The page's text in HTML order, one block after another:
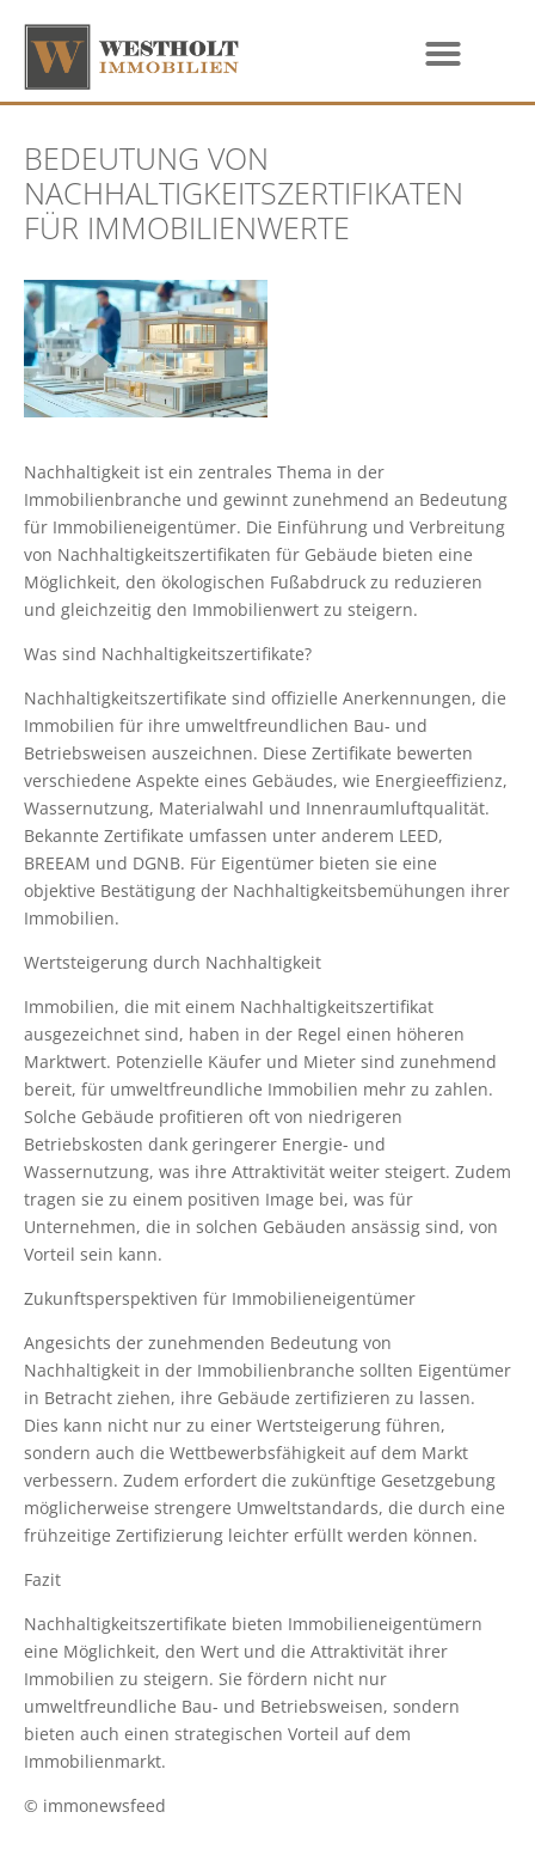
BEDEUTUNG VON
NACHHALTIGKEITSZERTIFIKATEN
FÜR IMMOBILIENWERTE
Nachhaltigkeit ist ein zentrales Thema in der
Immobilienbranche und gewinnt zunehmend an Bedeutung
für Immobilieneigentümer. Die Einführung und Verbreitung
von Nachhaltigkeitszertifikaten für Gebäude bieten eine
Möglichkeit, den ökologischen Fußabdruck zu reduzieren
und gleichzeitig den Immobilienwert zu steigern.
Was sind Nachhaltigkeitszertifikate?
Nachhaltigkeitszertifikate sind offizielle Anerkennungen, die
Immobilien für ihre umweltfreundlichen Bau- und
Betriebsweisen auszeichnen. Diese Zertifikate bewerten
verschiedene Aspekte eines Gebäudes, wie Energieeffizienz,
Wassernutzung, Materialwahl und Innenraumluftqualität.
Bekannte Zertifikate umfassen unter anderem LEED,
BREEAM und DGNB. Für Eigentümer bieten sie eine
objektive Bestätigung der Nachhaltigkeitsbemühungen ihrer
Immobilien.
Wertsteigerung durch Nachhaltigkeit
Immobilien, die mit einem Nachhaltigkeitszertifikat
ausgezeichnet sind, haben in der Regel einen höheren
Marktwert. Potenzielle Käufer und Mieter sind zunehmend
bereit, für umweltfreundliche Immobilien mehr zu zahlen.
Solche Gebäude profitieren oft von niedrigeren
Betriebskosten dank geringerer Energie- und
Wassernutzung, was ihre Attraktivität weiter steigert. Zudem
tragen sie zu einem positiven Image bei, was für
Unternehmen, die in solchen Gebäuden ansässig sind, von
Vorteil sein kann.
Zukunftsperspektiven für Immobilieneigentümer
Angesichts der zunehmenden Bedeutung von
Nachhaltigkeit in der Immobilienbranche sollten Eigentümer
in Betracht ziehen, ihre Gebäude zertifizieren zu lassen.
Dies kann nicht nur zu einer Wertsteigerung führen,
sondern auch die Wettbewerbsfähigkeit auf dem Markt
verbessern. Zudem erfordert die zukünftige Gesetzgebung
möglicherweise strengere Umweltstandards, die durch eine
frühzeitige Zertifizierung leichter erfüllt werden können.
Fazit
Nachhaltigkeitszertifikate bieten Immobilieneigentümern
eine Möglichkeit, den Wert und die Attraktivität ihrer
Immobilien zu steigern. Sie fördern nicht nur
umweltfreundliche Bau- und Betriebsweisen, sondern
bieten auch einen strategischen Vorteil auf dem
Immobilienmarkt.
© immonewsfeed